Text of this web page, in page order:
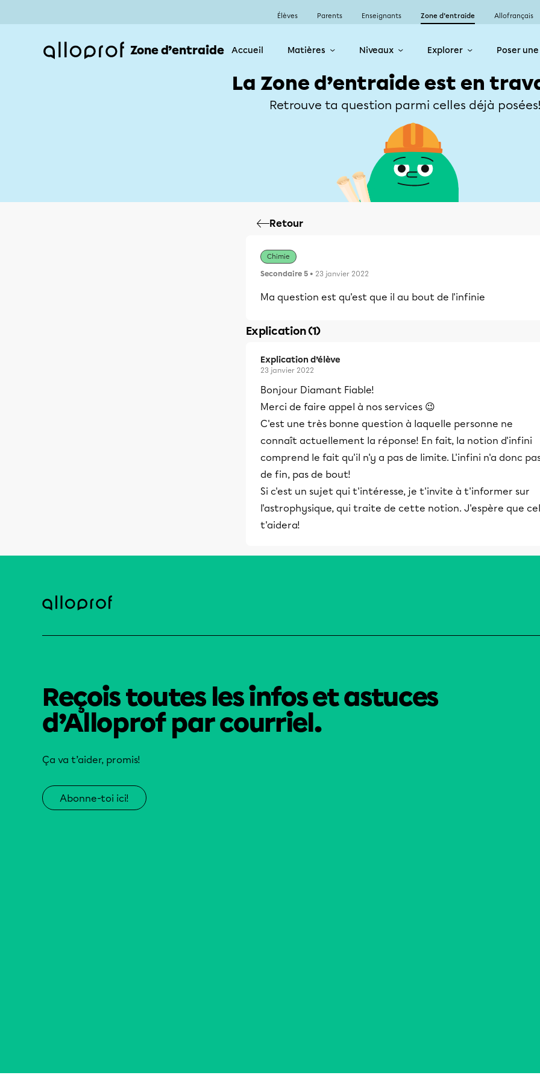
Élèves Parents Enseignants Zone d’entraide Allofrançais
Zone d’entraide Accueil Matières Niveaux Explorer Poser
La Zone d’entraide est en
Retrouve ta question parmi celles déjà
Retour
Chimie
Secondaire 5 • 23 janvier 2022
Ma question est qu'est que il au bout de l'infinie
Explication (1)
Explication d’élève
23 janvier 2022
Bonjour Diamant Fiable!
Merci de faire appel à nos services 😉
C'est une très bonne question à laquelle personne ne
connaît actuellement la réponse! En fait, la notion d'infini
comprend le fait qu'il n'y a pas de limite. L'infini n'a donc
de fin, pas de bout!
Si c'est un sujet qui t'intéresse, je t'invite à t'informer sur
l'astrophysique, qui traite de cette notion. J'espère que
t'aidera!
Reçois toutes les infos et astuces
d’Alloprof par courriel.
Ça va t’aider, promis!
Abonne-toi ici!